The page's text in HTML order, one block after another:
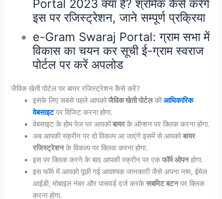
Portal 2023 क्या है? श्रमिक कैसे करेंगे
इस पर रजिस्ट्रेशन, जाने सम्पूर्ण प्रक्रिया
e-Gram Swaraj Portal: ग्राम सभा में
विकास का चयन कर सूची ई-ग्राम स्वराज
पोर्टल पर करें अपलोड
जैविक खेती पोर्टल पर बायर रजिस्ट्रेशन कैसे करें?
इसके लिए सबसे पहले आपकोजैविक खेती पोर्टलकीआधिकारिक
वेबसाइटपर विजिट करना होगा.
वेबसाइट के होम पेज पर आपकोबायरके ऑप्शन पर क्लिक करना होगा.
अब आपकी स्क्रीन पर दो विकल्प आ जाएंगे इसमें से आपकोबायर
रजिस्ट्रेशनके विकल्प पर क्लिक करना होगा.
इस पर क्लिक करने के बाद आपकी स्क्रीन पर एकफॉर्म ओपनहोगा.
इस फॉर्म में आपको पूछी गई आवश्यक जानकारी जैसे अपना नाम, ईमेल
आईडी, मोबाइल नंबर और पासवर्ड दर्ज करकेसबमिट बटनपर क्लिक
करना होगा.